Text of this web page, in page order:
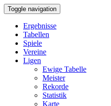
Toggle navigation
Ergebnisse
Tabellen
Spiele
Vereine
Ligen
Ewige Tabelle
Meister
Rekorde
Statistik
Karte